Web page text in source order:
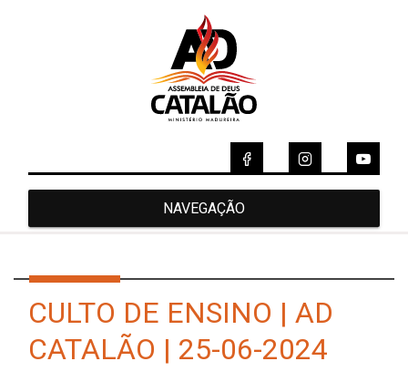
NAVEGAÇÃO
CULTO DE ENSINO | AD
CATALÃO | 25-06-2024